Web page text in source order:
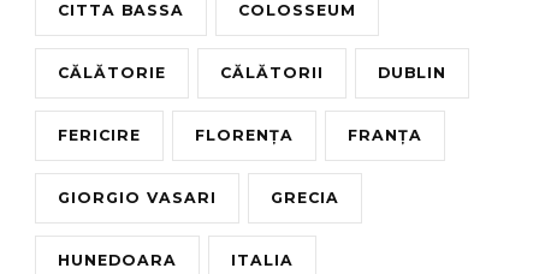
CITTA BASSA COLOSSEUM
CĂLĂTORIE CĂLĂTORII DUBLIN
FERICIRE FLORENȚA FRANȚA
GIORGIO VASARI GRECIA
HUNEDOARA ITALIA